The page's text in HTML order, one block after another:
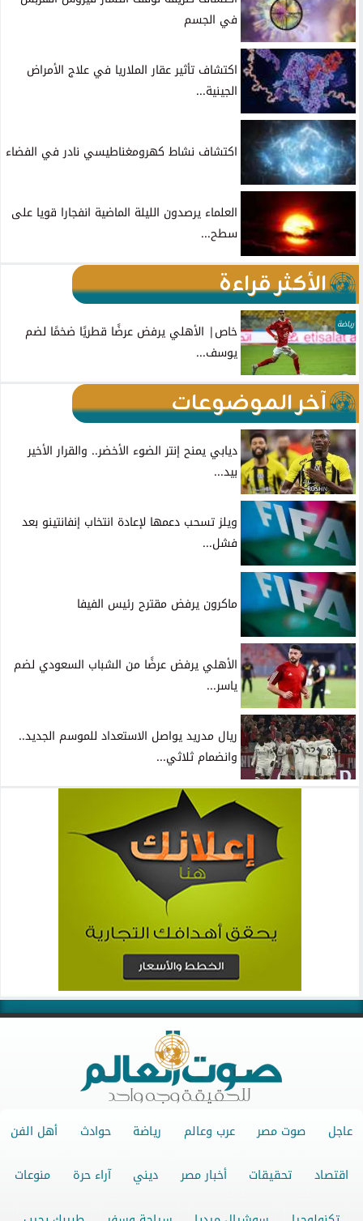
في الجسم
اكتشاف تأثير عقار الملاريا في علاج الأمراض
الجينية...
اكتشاف نشاط كهرومغناطيسي نادر في الفضاء
العلماء يرصدون الليلة الماضية انفجارا قويا على
سطح...
الأكثر قراءة
رياضة
خاص| الأهلي يرفض عرضًا قطريًا ضخمًا لضم
يوسف...
آخر الموضوعات
ديابي يمنح إنتر الضوء الأخضر.. والقرار الأخير
بيد...
ويلز تسحب دعمها لإعادة انتخاب إنفانتينو بعد
فشل...
ماكرون يرفض مقترح رئيس الفيفا
الأهلي يرفض عرضًا من الشباب السعودي لضم
ياسر...
ريال مدريد يواصل الاستعداد للموسم الجديد..
وانضمام ثلاثي...
عاجل صوت مصر عرب وعالم رياضة حوادث أهل الفن
اقتصاد تحقيقات أخبار مصر ديني آراء حرة منوعات